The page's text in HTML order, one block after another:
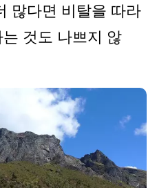
많다면 비탈을 따라
것도 나쁘지 않